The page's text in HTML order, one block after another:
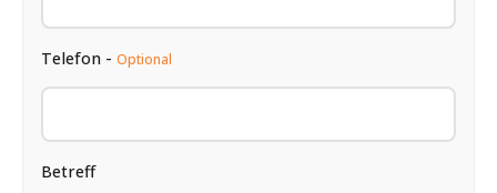
Telefon - Optional
Betreff